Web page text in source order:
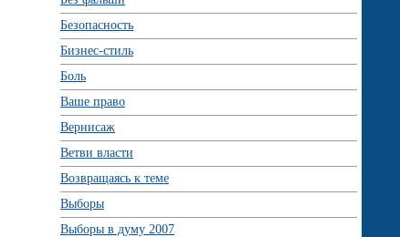
Безопасность
Бизнес-стиль
Боль
Ваше право
Вернисаж
Ветви власти
Возвращаясь к теме
Выборы
Выборы в думу 2007